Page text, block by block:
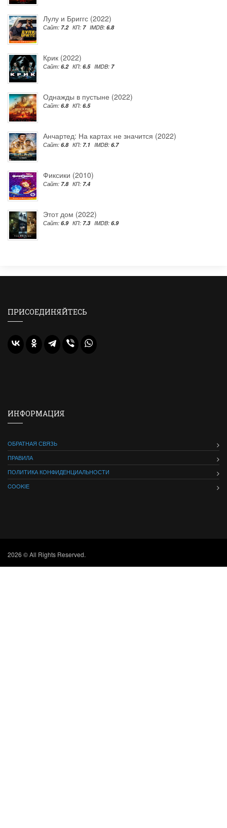
Лулу и Бриггс (2022)
Сайт: 7.2 КП: 7 IMDB: 6.8
Крик (2022)
Сайт: 6.2 КП: 6.5 IMDB: 7
Однажды в пустыне (2022)
Сайт: 6.8 КП: 6.5
Анчартед: На картах не значится (2022)
Сайт: 6.8 КП: 7.1 IMDB: 6.7
Фиксики (2010)
Сайт: 7.8 КП: 7.4
Этот дом (2022)
Сайт: 6.9 КП: 7.3 IMDB: 6.9
ПРИСОЕДИНЯЙТЕСЬ
ИНФОРМАЦИЯ
ОБРАТНАЯ СВЯЗЬ
ПРАВИЛА
ПОЛИТИКА КОНФИДЕНЦИАЛЬНОСТИ
COOKIE
2026 © All Rights Reserved.